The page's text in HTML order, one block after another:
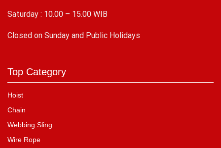
Saturday : 10.00 – 15.00 WIB
C losed on Sunday and Public Holidays
Top Category
Hoist
Chain
Webbing Sling
Wire Rope